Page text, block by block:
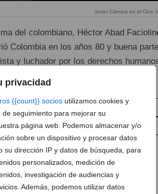
privacidad
{{count}} socios utilizamos cookies y
seguimiento para mejorar su
página web. Podemos almacenar y/o
sobre un dispositivo y procesar datos
su dirección IP y datos de búsqueda, para
personalizados, medición de
investigación de audiencias y
Además, podemos utilizar datos
Javier Cámara en el Cine
del colombiano, Héctor Abad
Colombia en los años 80 y buena
y luchador por los derechos
hijo.
Suscríbete a la newsletter
en javea.com Envía tu noticia
,El olvido que seremos,Javier Cámara